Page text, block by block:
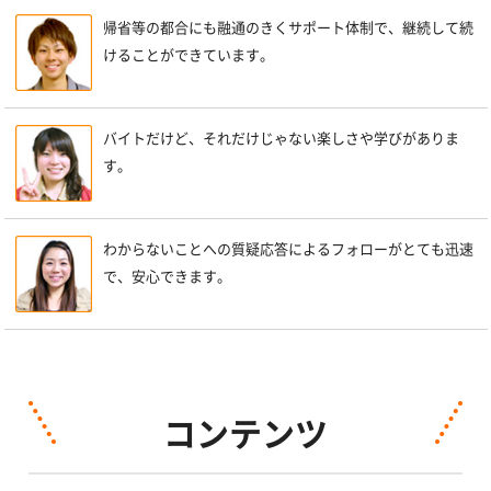
帰省等の都合にも融通のきくサポート体制で、継続して続
けることができています。
バイトだけど、それだけじゃない楽しさや学びがありま
す。
わからないことへの質疑応答によるフォローがとても迅速
で、安心できます。
コンテンツ